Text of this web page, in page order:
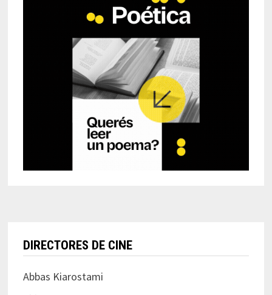
DIRECTORES DE CINE
Abbas Kiarostami